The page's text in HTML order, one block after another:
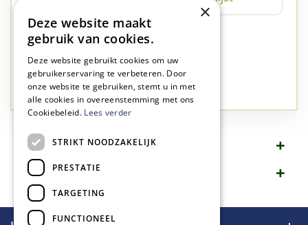
✅A-kwaliteit planten
✅77 jaar familie bedrijf
✅Groen, dat is wat we doen
Omschrijving
Specificaties
×
Deze website maakt
gebruik van cookies.
Deze website gebruikt cookies om uw
gebruikerservaring te verbeteren. Door
onze website te gebruiken, stemt u in met
alle cookies in overeenstemming met ons
Cookiebeleid. Lees verder
STRIKT NOODZAKELIJK
PRESTATIE
TARGETING
FUNCTIONEEL